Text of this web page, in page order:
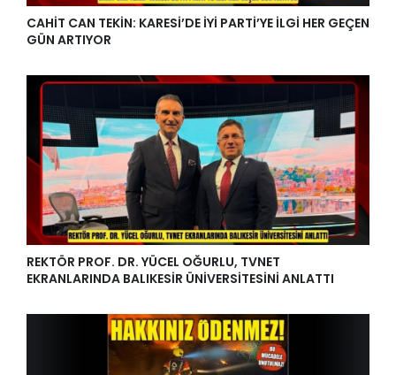
CAHİT CAN TEKİN: KARESİ’DE İYİ PARTİ’YE İLGİ HER GEÇEN
GÜN ARTIYOR
REKTÖR PROF. DR. YÜCEL OĞURLU, TVNET
EKRANLARINDA BALIKESİR ÜNİVERSİTESİNİ ANLATTI